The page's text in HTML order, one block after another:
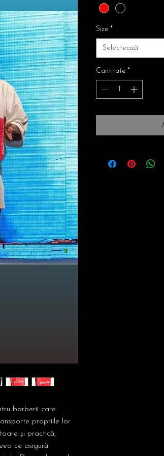
barberii care
propriile lor
și practică,
ce asigură
Size *
Selectează
Cantitate *